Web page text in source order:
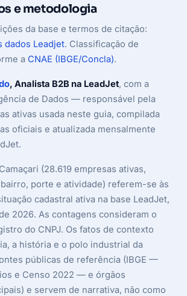
e metodologia
da base e termos de citação:
dados Leadjet. Classificação de
a CNAE (IBGE/Concla).
, Analista B2B na LeadJet, com a
de Dados — responsável pela
ativas usada neste guia, compilada
oficiais e atualizada mensalmente
(28.619 empresas ativas,
porte e atividade) referem-se às
cadastral ativa na base LeadJet,
2026. As contagens consideram o
do CNPJ. Os fatos de contexto
a história e o polo industrial da
públicas de referência (IBGE —
e Censo 2022 — e órgãos
e servem de narrativa, não como